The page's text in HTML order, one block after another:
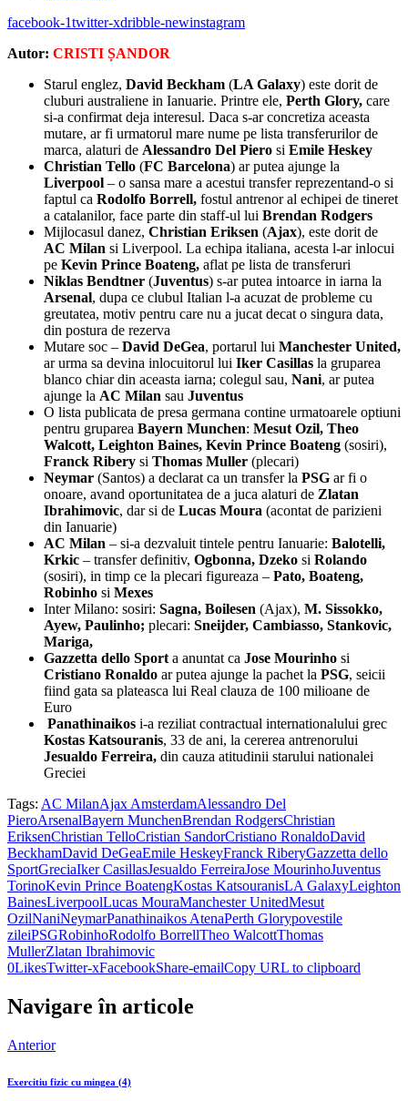
facebook-1twitter-xdribble-newinstagram
Autor: CRISTI ȘANDOR
Starul englez, David Beckham (LA Galaxy) este dorit de
cluburi australiene in Ianuarie. Printre ele, Perth Glory, care
si-a confirmat deja interesul. Daca s-ar concretiza aceasta
mutare, ar fi urmatorul mare nume pe lista transferurilor de
marca, alaturi de Alessandro Del Piero si Emile Heskey
Christian Tello (FC Barcelona) ar putea ajunge la
Liverpool – o sansa mare a acestui transfer reprezentand-o si
faptul ca Rodolfo Borrell, fostul antrenor al echipei de tineret
a catalanilor, face parte din staff-ul lui Brendan Rodgers
Mijlocasul danez, Christian Eriksen (Ajax), este dorit de
AC Milan si Liverpool. La echipa italiana, acesta l-ar inlocui
pe Kevin Prince Boateng, aflat pe lista de transferuri
Niklas Bendtner (Juventus) s-ar putea intoarce in iarna la
Arsenal, dupa ce clubul Italian l-a acuzat de probleme cu
greutatea, motiv pentru care nu a jucat decat o singura data,
din postura de rezerva
Mutare soc – David DeGea, portarul lui Manchester United,
ar urma sa devina inlocuitorul lui Iker Casillas la gruparea
blanco chiar din aceasta iarna; colegul sau, Nani, ar putea
ajunge la AC Milan sau Juventus
O lista publicata de presa germana contine urmatoarele optiuni
pentru gruparea Bayern Munchen: Mesut Ozil, Theo
Walcott, Leighton Baines, Kevin Prince Boateng (sosiri),
Franck Ribery si Thomas Muller (plecari)
Neymar (Santos) a declarat ca un transfer la PSG ar fi o
onoare, avand oportunitatea de a juca alaturi de Zlatan
Ibrahimovic, dar si de Lucas Moura (acontat de parizieni
din Ianuarie)
AC Milan – si-a dezvaluit tintele pentru Ianuarie: Balotelli,
Krkic – transfer definitiv, Ogbonna, Dzeko si Rolando
(sosiri), in timp ce la plecari figureaza – Pato, Boateng,
Robinho si Mexes
Inter Milano: sosiri: Sagna, Boilesen (Ajax), M. Sissokko,
Ayew, Paulinho; plecari: Sneijder, Cambiasso, Stankovic,
Mariga,
Gazzetta dello Sport a anuntat ca Jose Mourinho si
Cristiano Ronaldo ar putea ajunge la pachet la PSG, seicii
fiind gata sa plateasca lui Real clauza de 100 milioane de
Euro
Panathinaikos i-a reziliat contractual internationalului grec
Kostas Katsouranis, 33 de ani, la cererea antrenorului
Jesualdo Ferreira, din cauza atitudinii starului nationalei
Greciei
Tags: AC MilanAjax AmsterdamAlessandro Del
PieroArsenalBayern MunchenBrendan RodgersChristian
EriksenChristian TelloCristian SandorCristiano RonaldoDavid
BeckhamDavid DeGeaEmile HeskeyFranck RiberyGazzetta dello
SportGreciaIker CasillasJesualdo FerreiraJose MourinhoJuventus
TorinoKevin Prince BoatengKostas KatsouranisLA GalaxyLeighton
BainesLiverpoolLucas MouraManchester UnitedMesut
OzilNaniNeymarPanathinaikos AtenaPerth Glorypovestile
zileiPSGRobinhoRodolfo BorrellTheo WalcottThomas
MullerZlatan Ibrahimovic
0LikesTwitter-xFacebookShare-emailCopy URL to clipboard
Navigare în articole
Anterior
Exercitiu fizic cu mingea (4)